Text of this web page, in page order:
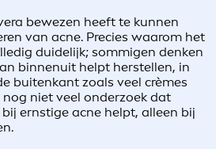
bewezen heeft te kunnen
van acne. Precies waarom het
duidelijk; sommigen denken
binnenuit helpt herstellen, in
buitenkant zoals veel crèmes
nog niet veel onderzoek dat
ernstige acne helpt, alleen bij